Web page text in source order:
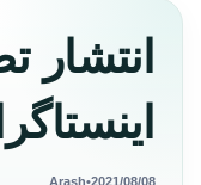
انتشار
2021/08/08
•
Arash